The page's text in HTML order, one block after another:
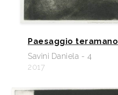
Paesaggio teramano
Savini Daniela - 4
2017